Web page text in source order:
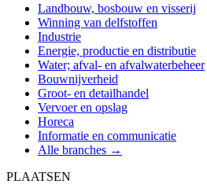
Landbouw, bosbouw en visserij
Winning van delfstoffen
Industrie
Energie, productie en distributie
Water; afval- en afvalwaterbeheer
Bouwnijverheid
Groot- en detailhandel
Vervoer en opslag
Horeca
Informatie en communicatie
Alle branches →
PLAATSEN